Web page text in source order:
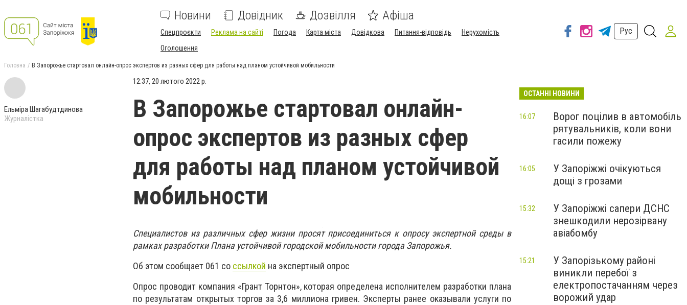
Новини Довідник Дозвілля Афіша
Спецпроєкти Реклама на сайті Погода Карта міста Довідкова Питання-відповідь
Нерухомість
Оголошення
Рус
Головна В Запорожье стартовал онлайн-опрос экспертов из разных сфер для работы над планом устойчивой мобильности
Ельміра Шагабудтдинова
Журналістка
12:37, 20 лютого 2022 р.
В Запорожье стартовал онлайн-
опрос экспертов из разных сфер
для работы над планом устойчивой
мобильности
Специалистов из различных сфер жизни просят присоединиться к опросу экспертной среды в
рамках разработки Плана устойчивой городской мобильности города Запорожья.
Об этом сообщает 061 со ссылкой на экспертный опрос
Опрос проводит компания «Грант Торнтон», которая определена исполнителем разработки плана
по результатам открытых торгов за 3,6 миллиона гривен. Эксперты ранее оказывали услуги по
ОСТАННІ НОВИНИ
Ворог поцілив в автомобіль
рятувальників, коли вони
гасили пожежу
16:07
У Запоріжжі очікуються
дощі з грозами
16:05
У Запоріжжі сапери ДСНС
знешкодили нерозірвану
авіабомбу
15:32
У Запорізькому районі
виникли перебої з
електропостачанням через
ворожий удар
15:21